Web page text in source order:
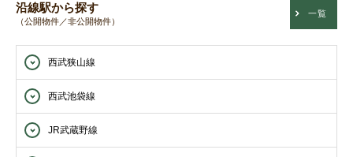
沿線駅から探す
（公開物件／非公開物件）
一覧
西武狭山線
西武池袋線
JR武蔵野線